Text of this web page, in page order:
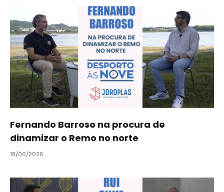
Fernando Barroso na procura de
dinamizar o Remo no norte
18/06/2026